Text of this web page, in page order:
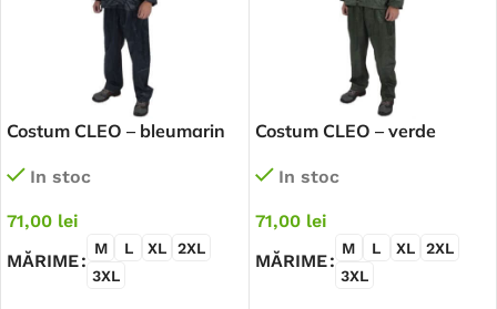
Costum CLEO – bleumarin
In stoc
71,00 lei
MĂRIME
M L XL
2XL
3XL
Costum CLEO – verde
In stoc
71,00 lei
MĂRIME
M L XL
2XL
3XL